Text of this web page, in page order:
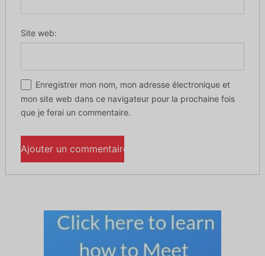
Site web:
Enregistrer mon nom, mon adresse électronique et
mon site web dans ce navigateur pour la prochaine fois
que je ferai un commentaire.